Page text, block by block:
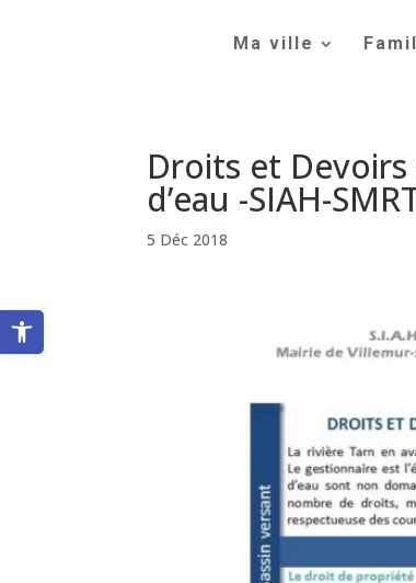
Ouvrir la barre d’outils
Ma ville
Droits et
d’eau -SIAH-
5 Déc 2018